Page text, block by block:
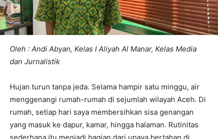
Oleh : Andi Abyan, Kelas I Aliyah Al Manar, Kelas Media
dan Jurnalistik
Hujan turun tanpa jeda. Selama hampir satu minggu, air
menggenangi rumah-rumah di sejumlah wilayah Aceh. Di
rumah, setiap hari saya membersihkan sisa genangan
yang masuk ke dapur, kamar, hingga halaman. Rutinitas